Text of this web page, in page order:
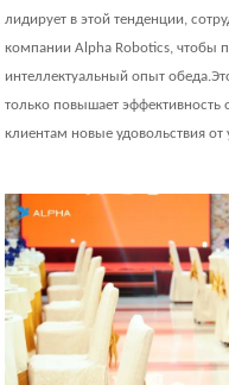
лидирует в этой тенденции,
компании Alpha Robotics, чтобы
интеллектуальный опыт
только повышает
клиентам новые удовольствия от